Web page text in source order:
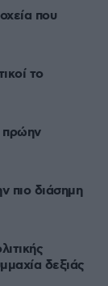
που
το
πρώην
πιο διάσημη
δεξιάς